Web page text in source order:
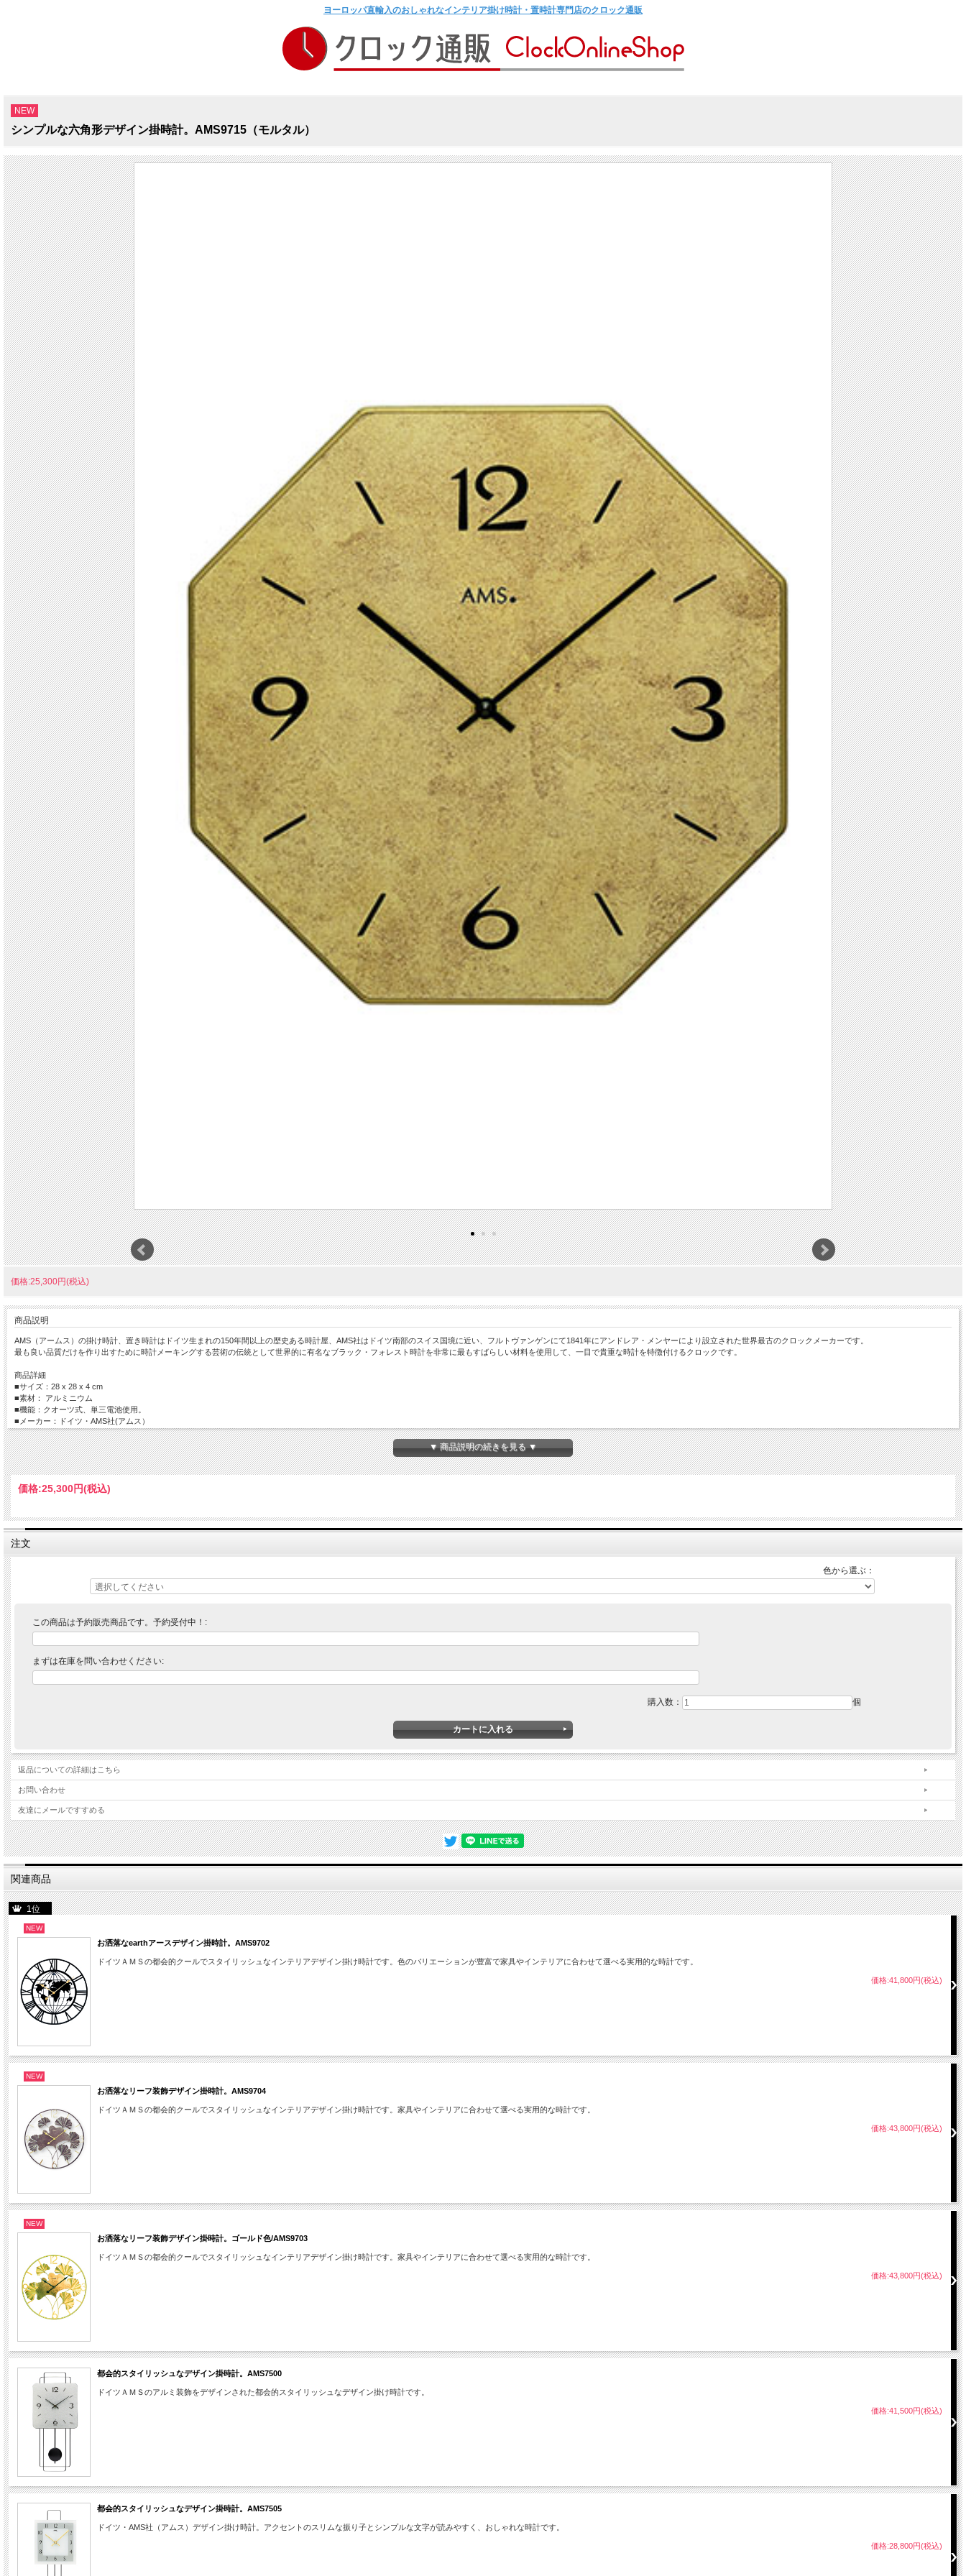
ヨーロッパ直輸入のおしゃれなインテリア掛け時計・置時計専門店のクロック通販
NEW
シンプルな六角形デザイン掛時計。AMS9715（モルタル）
価格:25,300円(税込)
商品説明
AMS（アームス）の掛け時計、置き時計はドイツ生まれの150年間以上の歴史ある時計屋、AMS社はドイツ南部のスイス国境に近い、フルトヴァンゲンにて1841年にアンドレア・メンヤーにより設立された世界最古のクロックメーカーです。
最も良い品質だけを作り出すために時計メーキングする芸術の伝統として世界的に有名なブラック・フォレスト時計を非常に最もすばらしい材料を使用して、一目で貴重な時計を特徴付けるクロックです。
商品詳細
■サイズ：28 x 28 x 4 cm
■素材： アルミニウム
■機能：クオーツ式、単三電池使用。
■メーカー：ドイツ・AMS社(アムス）
■保証
メーカー保証書とご使用方法説明付き、お買上後１年間自然故障は無償にて保証致します。
※備考：輸入品のため日本国内に在庫切れの商品が入荷するまで通常より時間（１ヶ月～２ヶ月）をかかる場合がございますので、ご注文後に発送日をお知らせ致します。ご注文後在庫切れの場合がございますのでご了承ください。
時計設置時ご注意
▼ 商品説明の続きを見る ▼
価格:25,300円(税込)
注文
色から選ぶ：
この商品は予約販売商品です。予約受付中！:
まずは在庫を問い合わせください:
購入数： 個
返品についての詳細はこちら
お問い合わせ
友達にメールですすめる
関連商品
1位
NEW
お洒落なearthアースデザイン掛時計。AMS9702
ドイツＡＭＳの都会的クールでスタイリッシュなインテリアデザイン掛け時計です。色のバリエーションが豊富で家具やインテリアに合わせて選べる実用的な時計です。
価格:41,800円(税込)
NEW
お洒落なリーフ装飾デザイン掛時計。AMS9704
ドイツＡＭＳの都会的クールでスタイリッシュなインテリアデザイン掛け時計です。家具やインテリアに合わせて選べる実用的な時計です。
価格:43,800円(税込)
NEW
お洒落なリーフ装飾デザイン掛時計。ゴールド色/AMS9703
ドイツＡＭＳの都会的クールでスタイリッシュなインテリアデザイン掛け時計です。家具やインテリアに合わせて選べる実用的な時計です。
価格:43,800円(税込)
都会的スタイリッシュなデザイン掛時計。AMS7500
ドイツＡＭＳのアルミ装飾をデザインされた都会的スタイリッシュなデザイン掛け時計です。
価格:41,500円(税込)
都会的スタイリッシュなデザイン掛時計。AMS7505
ドイツ・AMS社（アムス）デザイン掛け時計。アクセントのスリムな振り子とシンプルな文字が読みやすく、おしゃれな時計です。
価格:28,800円(税込)